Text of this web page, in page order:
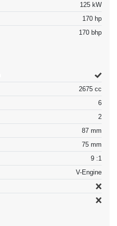
125 kW
170 hp
170 bhp
2675 cc
6
2
87 mm
75 mm
9 :1
V-Engine